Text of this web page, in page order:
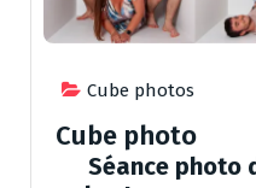
Cube photos
Cube photo
Séance photo